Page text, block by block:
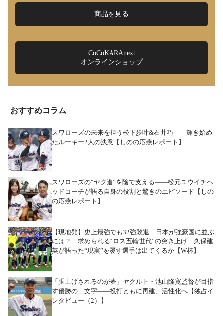
商品を見る
CoCoKARAnext
オンラインショップ
おすすめコラム
スワローズの未来を担う松下歩叶&石井巧――輝き始め
たルーキー2人の決意【しのの応燕レポート】
スワローズの“ヤク進”を陰で支える――松元ユウイチヘ
ッドコーチが語る自身の役割と驚きのエピソード【しの
の応燕レポート】
【現地発】史上最強でも32強敗退…日本が強豪国に並ぶ
には？ 求められる“ロス五輪世代”の突き上げ 久保建
英が語った“現実”を覆す選手は出てくるか【W杯】
「胴上げされるのが夢」ヤクルト・池山隆寛監督が目指
す優勝の二文字――投打ともに再建、活性化へ【独占イ
ンタビュー（2）】